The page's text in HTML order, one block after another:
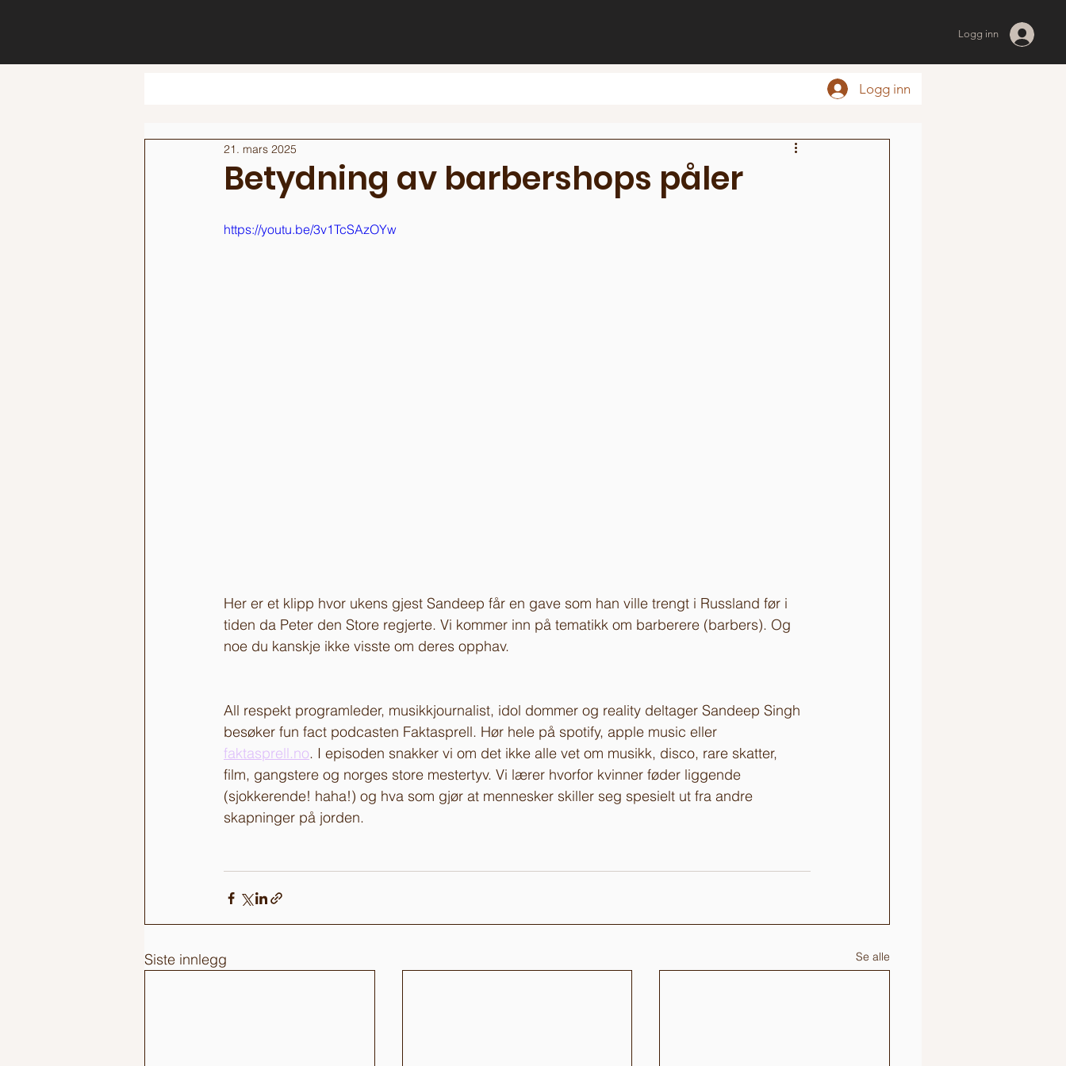
Logg inn
Logg inn
Betydning av barbershops påler
21. mars 2025
https://youtu.be/3v1TcSAzOYw
Her er et klipp hvor ukens gjest Sandeep får en gave som han ville trengt i Russland før i
tiden da Peter den Store regjerte. Vi kommer inn på tematikk om barberere (barbers). Og
noe du kanskje ikke visste om deres opphav.
All respekt programleder, musikkjournalist, idol dommer og reality deltager Sandeep Singh
besøker fun fact podcasten Faktasprell. Hør hele på spotify, apple music eller
faktasprell.no. I episoden snakker vi om det ikke alle vet om musikk, disco, rare skatter,
film, gangstere og norges store mestertyv. Vi lærer hvorfor kvinner føder liggende
(sjokkerende! haha!) og hva som gjør at mennesker skiller seg spesielt ut fra andre
skapninger på jorden.
Siste innlegg Se alle